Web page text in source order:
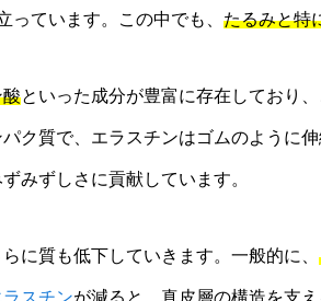
ています。この中でも、 たるみと特
酸といった成分が豊富に存在しており
ク質で、エラスチンはゴムのように
みずしさに貢献しています。
に質も低下していきます。一般的に、
スチンが減ると、真皮層の構造を支